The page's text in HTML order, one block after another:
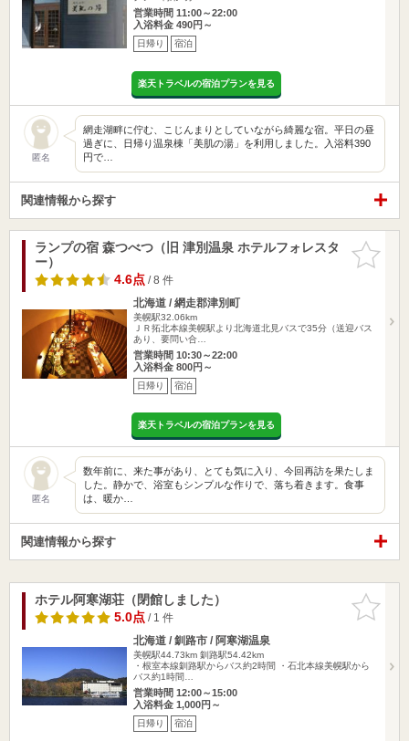
営業時間 11:00～22:00
入浴料金 490円～
日帰り 宿泊
楽天トラベルの宿泊プランを見る
匿名
網走湖畔に佇む、こじんまりとしていながら綺麗な宿。平日の昼
過ぎに、日帰り温泉棟「美肌の湯」を利用しました。入浴料390
円で…
関連情報から探す
お気に入
りに追加
ランプの宿 森つべつ（旧 津別温泉 ホテルフォレスタ
ー）
4.6点/ 8 件
北海道 / 網走郡津別町
美幌駅32.06km
ＪＲ拓北本線美幌駅より北海道北見バスで35分（送迎バス
あり、要問い合…
営業時間 10:30～22:00
入浴料金 800円～
日帰り 宿泊
楽天トラベルの宿泊プランを見る
匿名
数年前に、来た事があり、とても気に入り、今回再訪を果たしま
した。静かで、浴室もシンプルな作りで、落ち着きます。食事
は、暖か…
関連情報から探す
お気に入
りに追加
ホテル阿寒湖荘（閉館しました）
5.0点/ 1 件
北海道 / 釧路市 / 阿寒湖温泉
美幌駅44.73km 釧路駅54.42km
・根室本線釧路駅からバス約2時間 ・石北本線美幌駅から
バス約1時間…
営業時間 12:00～15:00
入浴料金 1,000円～
日帰り 宿泊